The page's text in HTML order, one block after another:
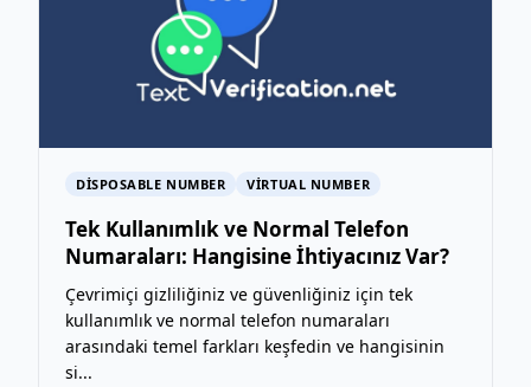
DISPOSABLE NUMBER VIRTUAL NUMBER
Tek Kullanımlık ve Normal Telefon
Numaraları: Hangisine İhtiyacınız Var?
Çevrimiçi gizliliğiniz ve güvenliğiniz için tek
kullanımlık ve normal telefon numaraları
arasındaki temel farkları keşfedin ve hangisinin
si...